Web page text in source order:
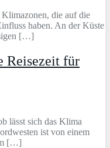
die auf die
haben. An der Küste
[…]
Reisezeit für
lässt sich das Klima
ist von einem
[…]